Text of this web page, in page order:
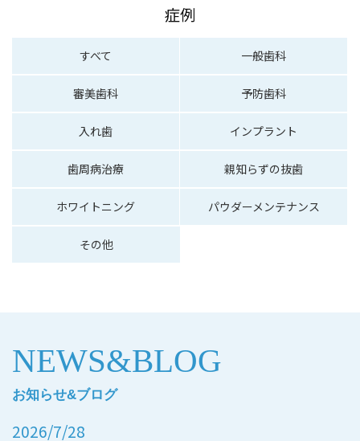
症例
すべて 一般歯科
審美歯科 予防歯科
入れ歯 インプラント
歯周病治療 親知らずの抜歯
ホワイトニング パウダーメンテナンス
その他
NEWS&BLOG
お知らせ&ブログ
2026/7/28